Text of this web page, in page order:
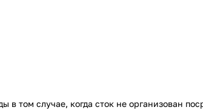
в том случае, когда сток не организован